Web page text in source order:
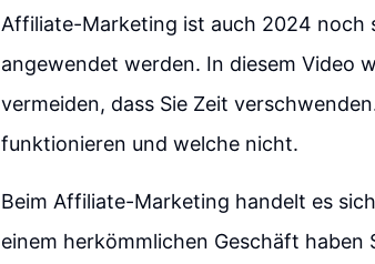
Affiliate-Marketing ist auch 2024 noch
angewendet werden. In diesem Video
vermeiden, dass Sie Zeit
funktionieren und welche nicht.
Beim Affiliate-Marketing handelt es
einem herkömmlichen Geschäft haben